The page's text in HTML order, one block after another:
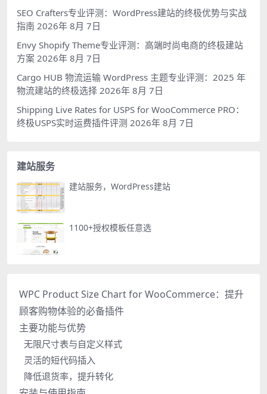
SEO Crafters专业评测：WordPress建站的终极优势与实战
指南 2026年 8月 7日
Envy Shopify Theme专业评测：高端时尚电商的终极建站
方案 2026年 8月 7日
Cargo HUB 物流运输 WordPress 主题专业评测：2025 年
物流建站的终极选择 2026年 8月 7日
Shipping Live Rates for USPS for WooCommerce PRO：
终极USPS实时运费插件评测 2026年 8月 7日
建站服务
建站服务，WordPress建站
1100+授权模板任意选
WPC Product Size Chart for WooCommerce：提升
顾客购物体验的必备插件
主要功能与优势
无限尺寸表与自定义样式
灵活的短代码插入
降低退货率，提升转化